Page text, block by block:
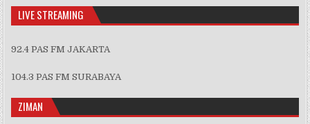
LIVE STREAMING
92.4 PAS FM JAKARTA
104.3 PAS FM SURABAYA
ZIMAN